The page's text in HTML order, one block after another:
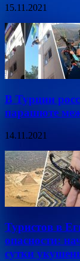
15.11.2021
В Турции
парашюте
14.11.2021
Туристов в
опасности:
сутки